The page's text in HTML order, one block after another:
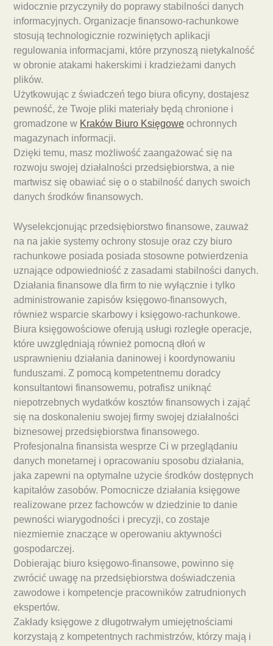
widocznie przyczyniły do poprawy stabilności danych
informacyjnych. Organizacje finansowo-rachunkowe
stosują technologicznie rozwiniętych aplikacji
regulowania informacjami, które przynoszą nietykalność
w obronie atakami hakerskimi i kradzieżami danych
plików.
Użytkowując z świadczeń tego biura oficyny, dostajesz
pewność, że Twoje pliki materiały będą chronione i
gromadzone w Kraków Biuro Księgowe ochronnych
magazynach informacji.
Dzięki temu, masz możliwość zaangażować się na
rozwoju swojej działalności przedsiębiorstwa, a nie
martwisz się obawiać się o o stabilność danych swoich
danych środków finansowych.
Wyselekcjonując przedsiębiorstwo finansowe, zauważ
na na jakie systemy ochrony stosuje oraz czy biuro
rachunkowe posiada posiada stosowne potwierdzenia
uznające odpowiedniość z zasadami stabilności danych.
Działania finansowe dla firm to nie wyłącznie i tylko
administrowanie zapisów księgowo-finansowych,
również wsparcie skarbowy i księgowo-rachunkowe.
Biura księgowościowe oferują usługi rozległe operacje,
które uwzględniają również pomocną dłoń w
usprawnieniu działania daninowej i koordynowaniu
funduszami. Z pomocą kompetentnemu doradcy
konsultantowi finansowemu, potrafisz uniknąć
niepotrzebnych wydatków kosztów finansowych i zająć
się na doskonaleniu swojej firmy swojej działalności
biznesowej przedsiębiorstwa finansowego.
Profesjonalna finansista wesprze Ci w przeglądaniu
danych monetarnej i opracowaniu sposobu działania,
jaka zapewni na optymalne użycie środków dostępnych
kapitałów zasobów. Pomocnicze działania księgowe
realizowane przez fachowców w dziedzinie to danie
pewności wiarygodności i precyzji, co zostaje
niezmiernie znaczące w operowaniu aktywności
gospodarczej.
Dobierając biuro księgowo-finansowe, powinno się
zwrócić uwagę na przedsiębiorstwa doświadczenia
zawodowe i kompetencje pracowników zatrudnionych
ekspertów.
Zakłady księgowe z długotrwałym umiejętnościami
korzystają z kompetentnych rachmistrzów, którzy mają i